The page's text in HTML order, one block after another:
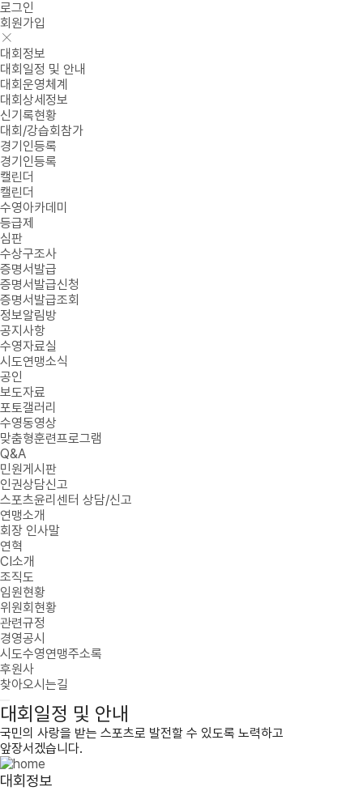
로그인
회원가입
대회정보
대회일정 및 안내
대회운영체계
대회상세정보
신기록현황
대회/강습회참가
경기인등록
경기인등록
캘린더
캘린더
수영아카데미
등급제
심판
수상구조사
증명서발급
증명서발급신청
증명서발급조회
정보알림방
공지사항
수영자료실
시도연맹소식
공인
보도자료
포토갤러리
수영동영상
맞춤형훈련프로그램
Q&A
민원게시판
인권상담신고
스포츠윤리센터 상담/신고
연맹소개
회장 인사말
연혁
CI소개
조직도
임원현황
위원회현황
관련규정
경영공시
시도수영연맹주소록
후원사
찾아오시는길
대회일정 및 안내
국민의 사랑을 받는 스포츠로 발전할 수 있도록 노력하고
앞장서겠습니다.
대회정보